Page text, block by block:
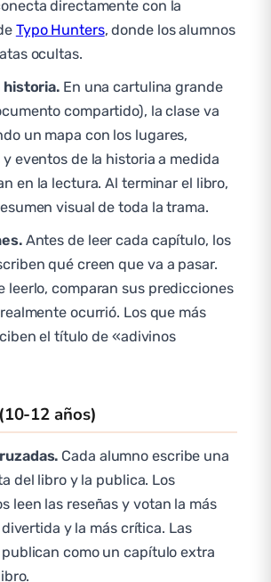
directamente con la
Typo Hunters, donde los alumnos
ocultas.
historia. En una cartulina grande
compartido), la clase va
un mapa con los lugares,
y eventos de la historia a medida
en la lectura. Al terminar el libro,
visual de toda la trama.
Antes de leer cada capítulo, los
qué creen que va a pasar.
leerlo, comparan sus predicciones
ocurrió. Los que más
el título de «adivinos
12 años)
Cada alumno escribe una
del libro y la publica. Los
leen las reseñas y votan la más
y la más crítica. Las
publican como un capítulo extra